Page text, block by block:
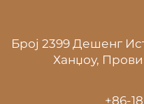
Број 2399 Дешенг
Ханџоу,
+86-